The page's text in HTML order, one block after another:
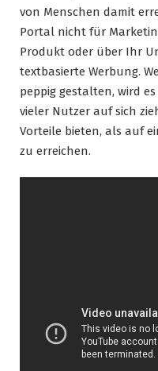
von Menschen damit
Portal nicht für
Produkt oder über Ihr
textbasierte Werbung.
peppig gestalten, wird
vieler Nutzer auf sich
Vorteile bieten, als auf
zu erreichen.